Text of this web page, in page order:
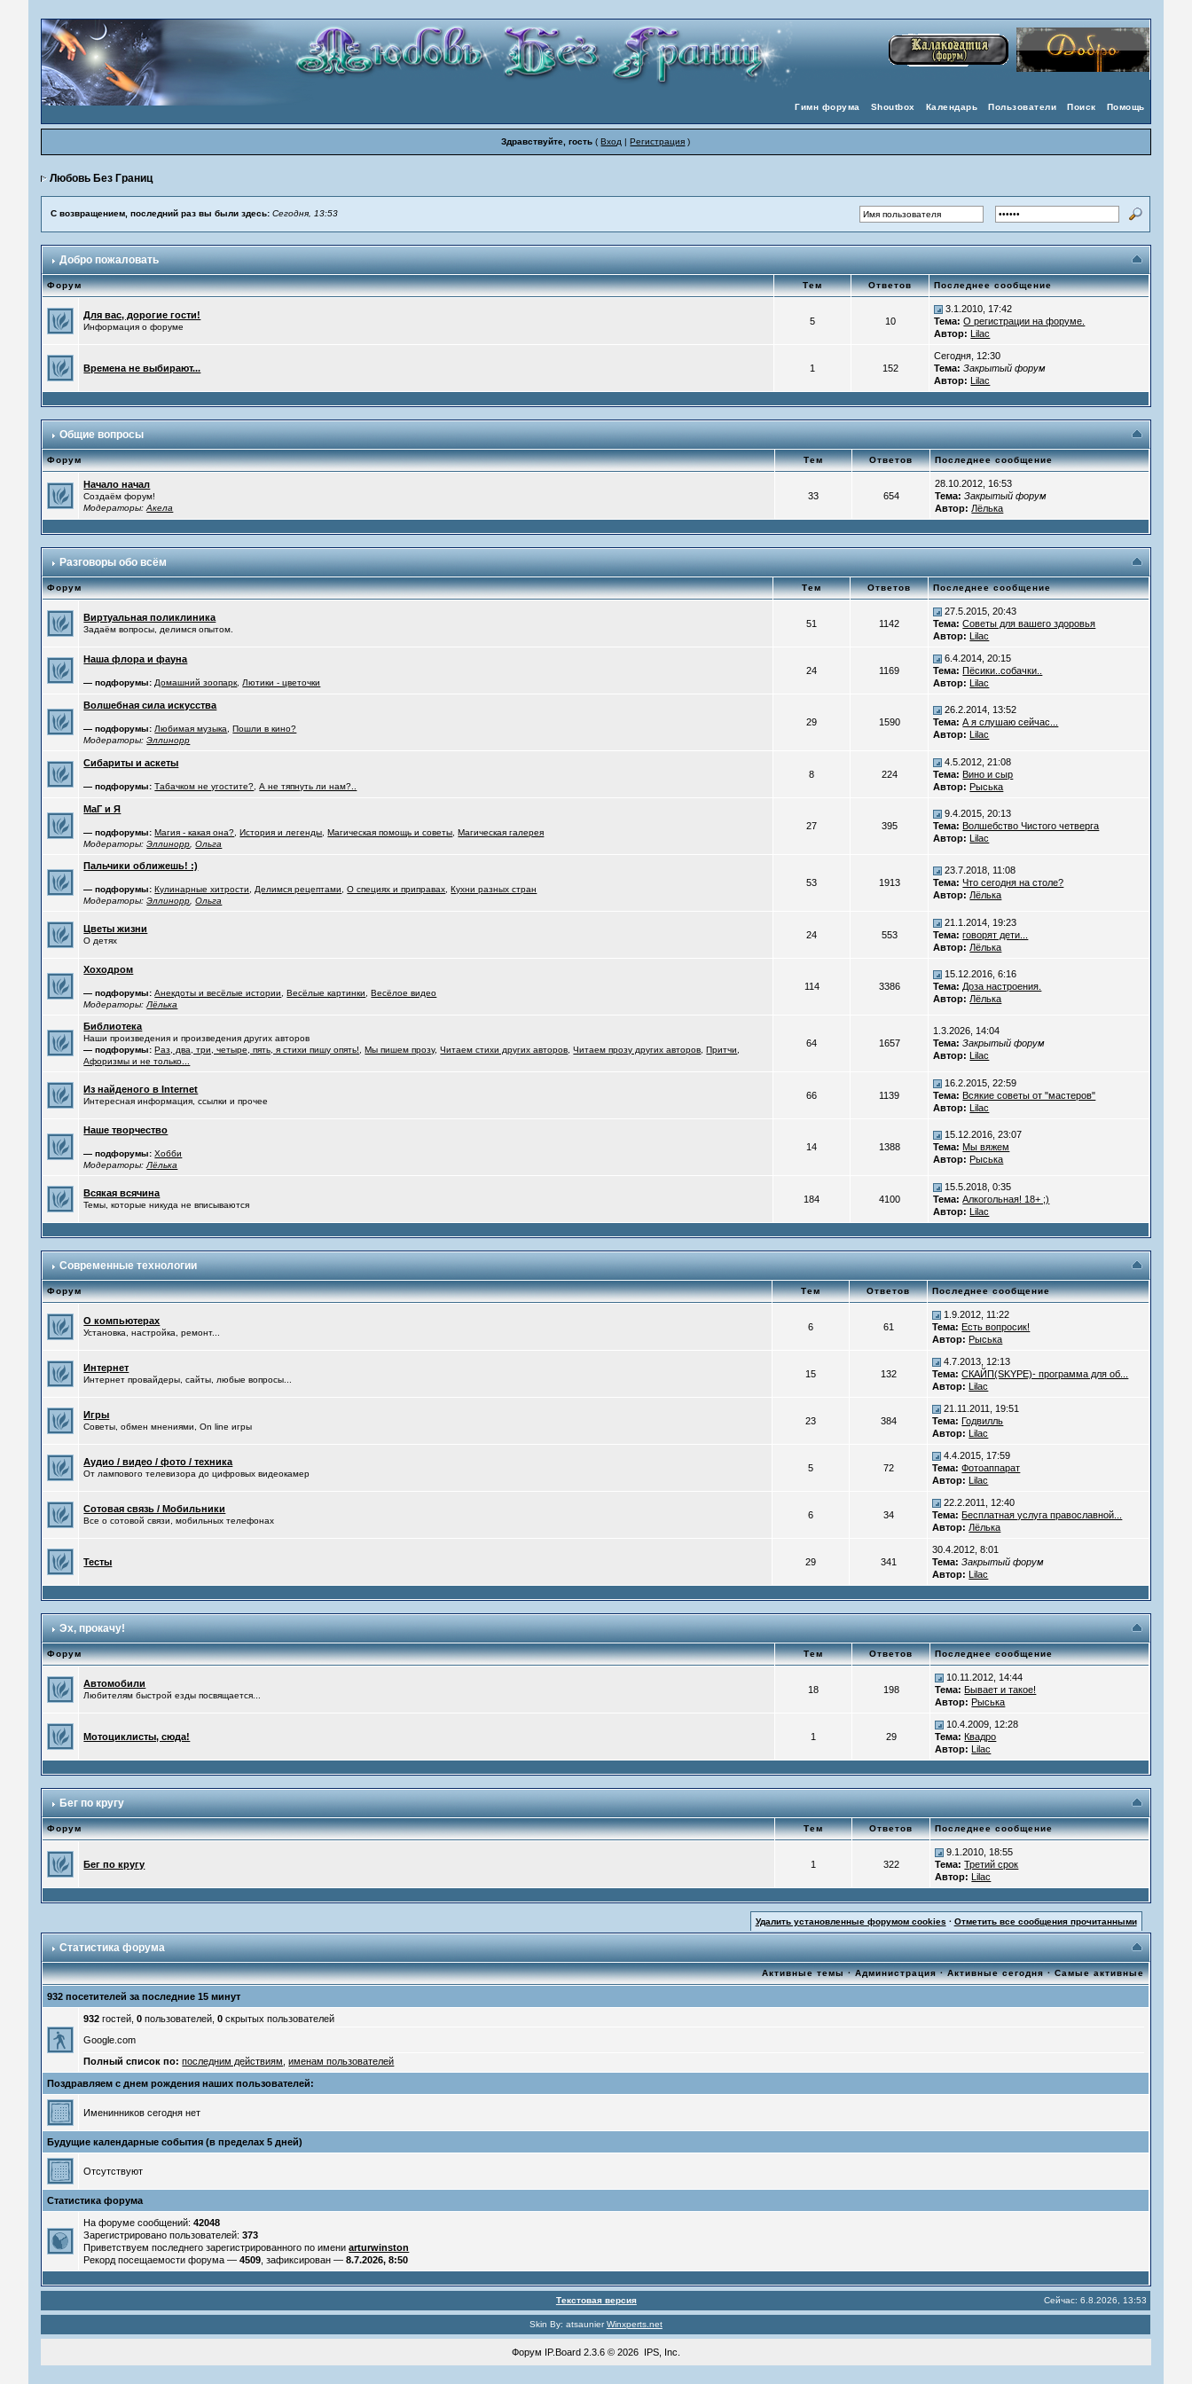
Помощь
Поиск
Пользователи
Календарь
Shoutbox
Гимн форума
Здравствуйте, гость (Вход |Регистрация )
Любовь Без Границ
С возвращением, последний раз вы были здесь:Сегодня, 13:53
Добро пожаловать
Форум Тем Ответов Последнее сообщение
Для вас, дорогие гости!
Информация о форуме
5 10
3.1.2010, 17:42
Тема: О регистрации на форуме.
Автор: Lilac
Времена не выбирают... 1 152
Сегодня, 12:30
Тема: Закрытый форум
Автор: Lilac
Общие вопросы
Форум Тем Ответов Последнее сообщение
Начало начал
Создаём форум!
Модераторы:Акела
33 654
28.10.2012, 16:53
Тема: Закрытый форум
Автор: Лёлька
Разговоры обо всём
Форум Тем Ответов Последнее сообщение
Виртуальная поликлиника
Задаём вопросы, делимся опытом.
51 1142
27.5.2015, 20:43
Тема: Советы для вашего здоровья
Автор: Lilac
Наша флора и фауна
— подфорумы: Домашний зоопарк Лютики - цветочки
24 1169
6.4.2014, 20:15
Тема: Пёсики..собачки..
Автор: Lilac
Волшебная сила искусства
— подфорумы: Любимая музыка ,Пошли в кино?
Модераторы:Эллинорр
29 1590
26.2.2014, 13:52
Тема: А я слушаю сейчас...
Автор: Lilac
Сибариты и аскеты
— подфорумы: Табачком не угостите? ,А не тяпнуть ли нам?..
8 224
4.5.2012, 21:08
Тема: Вино и сыр
Автор: Рыська
МаГ и Я
— подфорумы: Магия - какая она? ,История и легенды ,Магическая помощь и советы ,Магическая галерея
Модераторы:Эллинорр ,Ольга
27 395
9.4.2015, 20:13
Тема: Волшебство Чистого четверга
Автор: Lilac
Пальчики оближешь! :)
— подфорумы: Кулинарные хитрости Делимся рецептами ,О специях и приправах ,Кухни разных стран
Модераторы:Эллинорр ,Ольга
53 1913
23.7.2018, 11:08
Тема: Что сегодня на столе?
Автор: Лёлька
Цветы жизни
О детях
24 553
21.1.2014, 19:23
Тема: говорят дети...
Автор: Лёлька
Хоходром
— подфорумы: Анекдоты и весёлые истории ,Весёлые картинки ,Весёлое видео
Модераторы:Лёлька
114 3386
15.12.2016, 6:16
Тема: Доза настроения.
Автор: Лёлька
Библиотека
Наши произведения и произведения других авторов
— подфорумы: Раз, два, три, четыре, пять, я стихи пишу опять! ,Мы пишем прозу,Читаем стихи других авторов ,Читаем прозу других авторов ,Притчи
Афоризмы и не только...
64 1657
1.3.2026, 14:04
Тема: Закрытый форум
Автор: Lilac
Из найденого в Internet
Интересная информация, ссылки и прочее
66 1139
16.2.2015, 22:59
Тема: Всякие советы от "мастеров"
Автор: Lilac
Наше творчество
— подфорумы: Хобби
Модераторы:Лёлька
14 1388
15.12.2016, 23:07
Тема: Мы вяжем
Автор: Рыська
Всякая всячина
Темы, которые никуда не вписываются
184 4100
15.5.2018, 0:35
Тема: Алкогольная! 18+ ;)
Автор: Lilac
Современные технологии
Форум Тем Ответов Последнее сообщение
О компьютерах
Установка, настройка, ремонт...
6 61
1.9.2012, 11:22
Тема: Есть вопросик!
Автор: Рыська
Интернет
Интернет провайдеры, сайты, любые вопросы...
15 132
4.7.2013, 12:13
Тема: СКАЙП(SKYPE)- программа для об...
Автор: Lilac
Игры
Советы, обмен мнениями, On line игры
23 384
21.11.2011, 19:51
Тема: Годвилль
Автор: Lilac
Аудио / видео / фото / техника
От лампового телевизора до цифровых видеокамер
5 72
4.4.2015, 17:59
Тема: Фотоаппарат
Автор: Lilac
Сотовая связь / Мобильники
Все о сотовой связи, мобильных телефонах
6 34
22.2.2011, 12:40
Тема: Бесплатная услуга православной...
Автор: Лёлька
Тесты 29 341
30.4.2012, 8:01
Тема: Закрытый форум
Автор: Lilac
Эх, прокачу!
Форум Тем Ответов Последнее сообщение
Автомобили
Любителям быстрой езды посвящается...
18 198
10.11.2012, 14:44
Тема: Бывает и такое!
Автор: Рыська
Мотоциклисты, сюда! 1 29
10.4.2009, 12:28
Тема: Квадро
Автор: Lilac
Бег по кругу
Форум Тем Ответов Последнее сообщение
Бег по кругу 1 322
9.1.2010, 18:55
Тема: Третий срок
Автор: Lilac
Удалить установленные форумом cookies · Отметить все сообщения прочитанными
Статистика форума
Активные темы·Администрация·Активные сегодня·Самые активные
932 посетителей за последние 15 минут
932 гостей,0 пользователей,0 скрытых пользователей
Google.com
Полный список по: последним действиям ,именам пользователей
Поздравляем с днем рождения наших пользователей:
Именинников сегодня нет
Будущие календарные события (в пределах 5 дней)
Отсутствуют
Статистика форума
На форуме сообщений:42048
Зарегистрировано пользователей:373
Приветствуем последнего зарегистрированного по имениarturwinston
Рекорд посещаемости форума —4509 , зафиксирован —8.7.2026, 8:50
Текстовая версия Сейчас: 6.8.2026, 13:53
Skin By: atsaunierWinxperts.net
Форум IP.Board2.3.6 © 2026 IPS, Inc